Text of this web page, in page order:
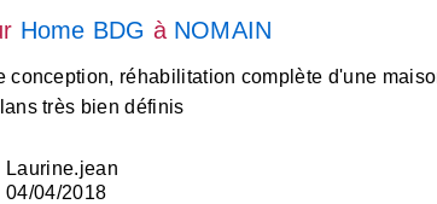
Home BDG à NOMAIN
conception, réhabilitation complète d'une
très bien définis
Laurine.jean
04/04/2018